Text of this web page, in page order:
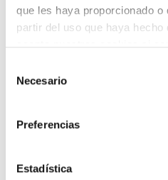
que les haya proporcionado o
partir del uso que haya
Necesario
Preferencias
Estadística